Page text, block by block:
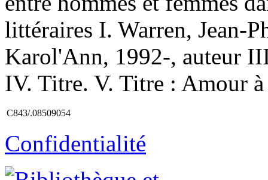
littéraires I. Warren, Jean-
Karol'Ann, 1992-, auteur
IV. Titre. V. Titre : Amour
C843/.08509054
Confidentialité